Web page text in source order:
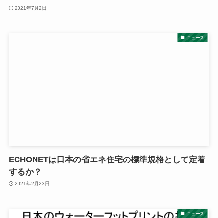
2021年7月2日
ニュース
ECHONETは日本の省エネ住宅の標準規格として定着
するか？
2021年2月23日
ニュース